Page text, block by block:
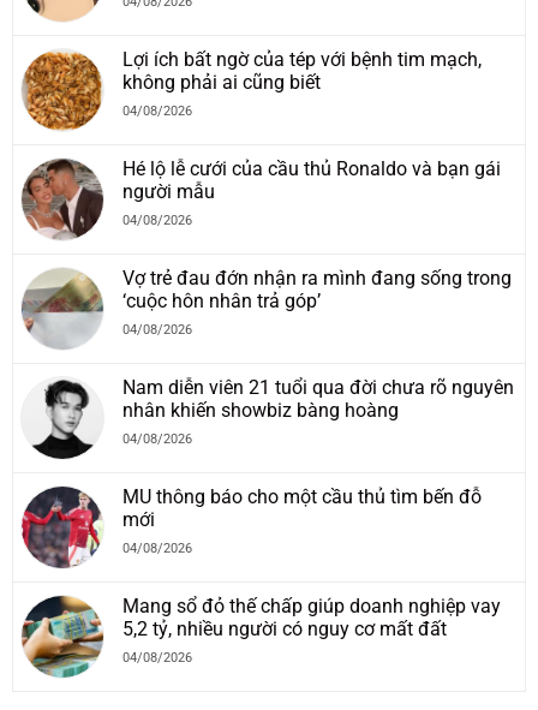
Lợi ích bất ngờ của tép với bệnh tim mạch,
không phải ai cũng biết
04/08/2026
Hé lộ lễ cưới của cầu thủ Ronaldo và bạn gái
người mẫu
04/08/2026
Vợ trẻ đau đớn nhận ra mình đang sống trong
‘cuộc hôn nhân trả góp’
04/08/2026
Nam diễn viên 21 tuổi qua đời chưa rõ nguyên
nhân khiến showbiz bàng hoàng
04/08/2026
MU thông báo cho một cầu thủ tìm bến đỗ
mới
04/08/2026
Mang sổ đỏ thế chấp giúp doanh nghiệp vay
5,2 tỷ, nhiều người có nguy cơ mất đất
04/08/2026